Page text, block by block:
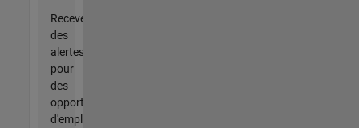
Recevez
des
alertes
pour
des
opportunités
d'emploi